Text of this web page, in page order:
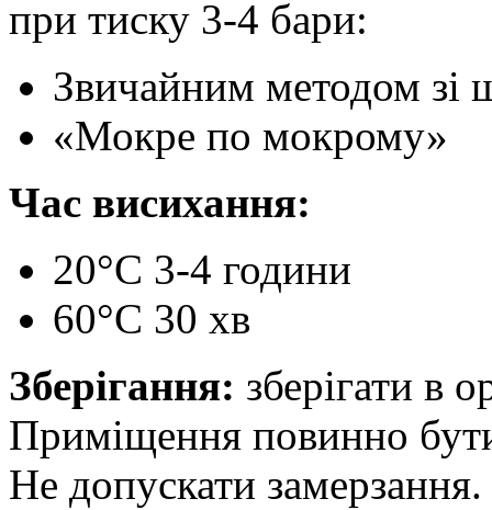
при тиску 3-4 бари:
Звичайним методом зі
«Мокре по мокрому»
Час висихання:
20°С 3-4 години
60°С 30 хв
Зберігання: зберігати в
Приміщення повинно
Не допускати замерзання.